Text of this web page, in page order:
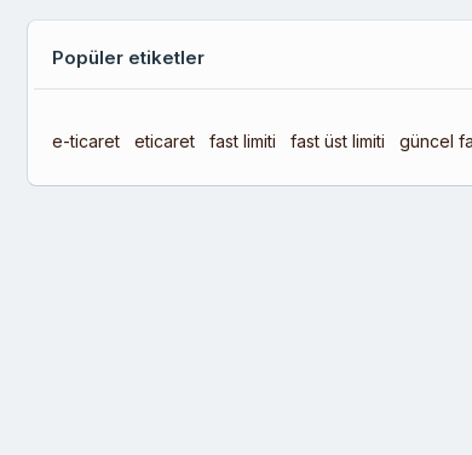
Popüler etiketler
e-ticaret eticaret fast limiti fast üst limiti güncel